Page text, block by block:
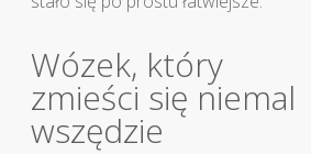
Wózek, który
zmieści się niemal
wszędzie